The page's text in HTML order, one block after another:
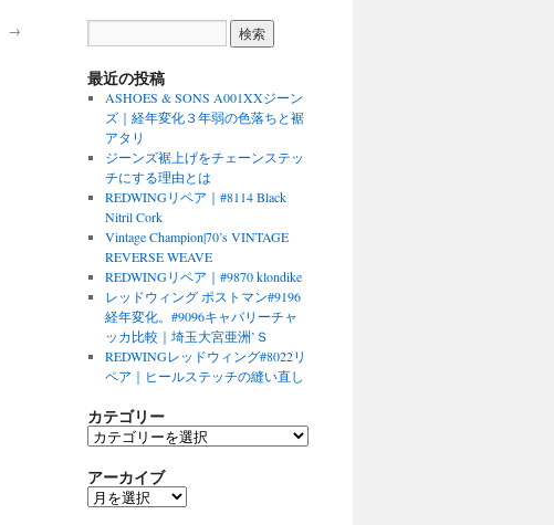
→
最近の投稿
ASHOES & SONS A001XXジーン
ズ｜経年変化３年弱の色落ちと裾
アタリ
ジーンズ裾上げをチェーンステッ
チにする理由とは
REDWINGリペア｜#8114 Black
Nitril Cork
Vintage Champion|70’s VINTAGE
REVERSE WEAVE
REDWINGリペア｜#9870 klondike
レッドウィング ポストマン#9196
経年変化。#9096キャバリーチャ
ッカ比較｜埼玉大宮亜洲’Ｓ
REDWINGレッドウィング#8022リ
ペア｜ヒールステッチの縫い直し
カテゴリー
カ
ゴ
リ
アーカイブ
ア